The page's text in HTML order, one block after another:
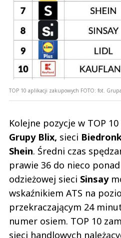
TOP 10 aplikacji zakupowych FOTO: fot.
Kolejne pozycje w TOP
Grupy Blix, sieci
Shein. Średni czas
prawie 36 do nieco
odzieżowej sieci Sinsay
wskaźnikiem ATS na
przekraczającym 24
numer osiem. TOP 10
sieci handlowych